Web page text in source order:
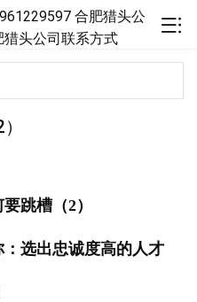
跳槽（2）
选出忠诚度高的人才